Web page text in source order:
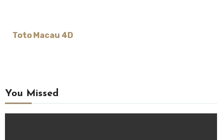
Toto Macau 4D
You Missed